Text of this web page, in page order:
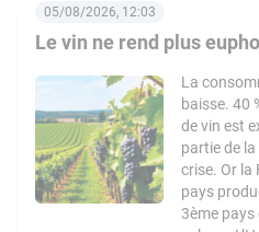
Le vin ne rend plus
05/08/2026, 12:03
La
baisse. 40
de vin est
partie de
crise. Or la
pays
3ème